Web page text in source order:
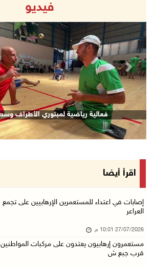
فيديو
قصف إسرائيلي يستهدف حي الشجاعية بغزة
Next
اقرأ أيضا
إصابات في اعتداء للمستعمرين الإرهابيين على تجمع
العراعر
27/07/2026 10:01 م
مستعمرون إرهابيون يعتدون على مركبات المواطنين
قرب جبع ش